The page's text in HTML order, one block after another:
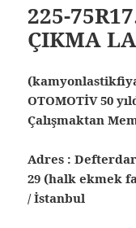
225-
ÇIKMA
OTOMOTİV 50
Çalışmaktan
Adres :
29 (halk ekmek
/ İstanbul